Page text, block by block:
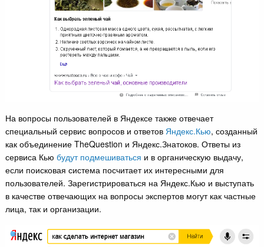
На вопросы пользователей в Яндексе также отвечает
специальный сервис вопросов и ответов Яндекс.Кью, созданный
как объединение TheQuestion и Яндекс.Знатоков. Ответы из
сервиса Кью будут подмешиваться и в органическую выдачу,
если поисковая система посчитает их интересными для
пользователей. Зарегистрироваться на Яндекс.Кью и выступать
в качестве отвечающих на вопросы экспертов могут как частные
лица, так и организации.